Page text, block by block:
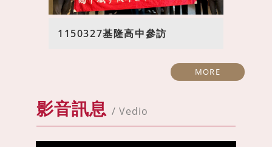
1150327基隆高中參訪
MORE
影音訊息 / Vedio